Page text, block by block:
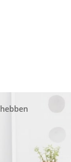
hebben